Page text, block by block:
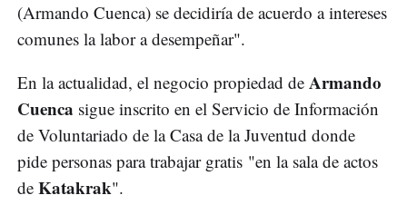
(Armando Cuenca) se decidiría de acuerdo a intereses
comunes la labor a desempeñar".
En la actualidad, el negocio propiedad de Armando
Cuenca sigue inscrito en el Servicio de Información
de Voluntariado de la Casa de la Juventud donde
pide personas para trabajar gratis "en la sala de actos
de Katakrak".